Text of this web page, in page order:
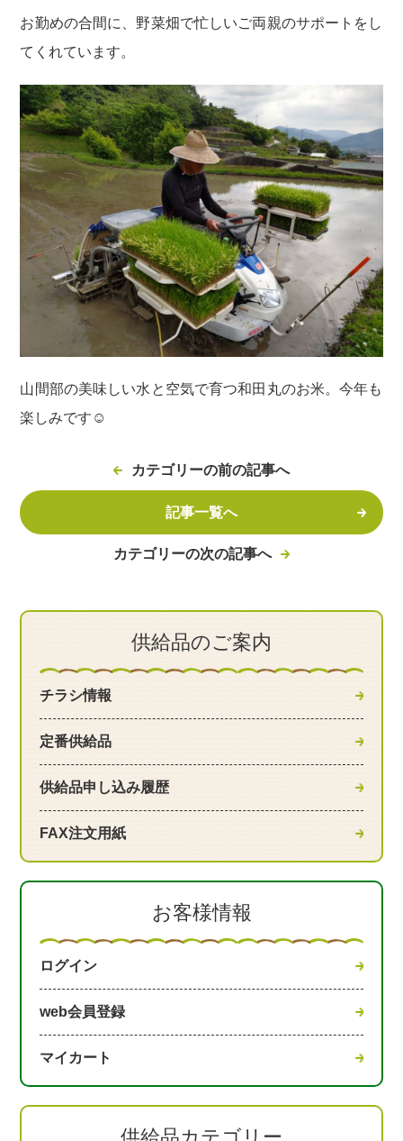
供給品のご案内
チラシ情報
定番供給品
供給品申し込み履歴
FAX注文用紙
お客様情報
ログイン
web会員登録
マイカート
お勤めの合間に、野菜畑で忙しいご両親のサポートをし
てくれています。
山間部の美味しい水と空気で育つ和田丸のお米。今年も
楽しみです☺
カテゴリーの前の記事へ
記事一覧へ
カテゴリーの次の記事へ